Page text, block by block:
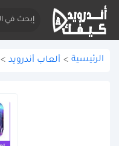
الرئيسية > ألعاب أندرويد >